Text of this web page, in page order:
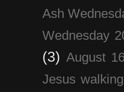
Ash
Wednesday
(3) August
Jesus